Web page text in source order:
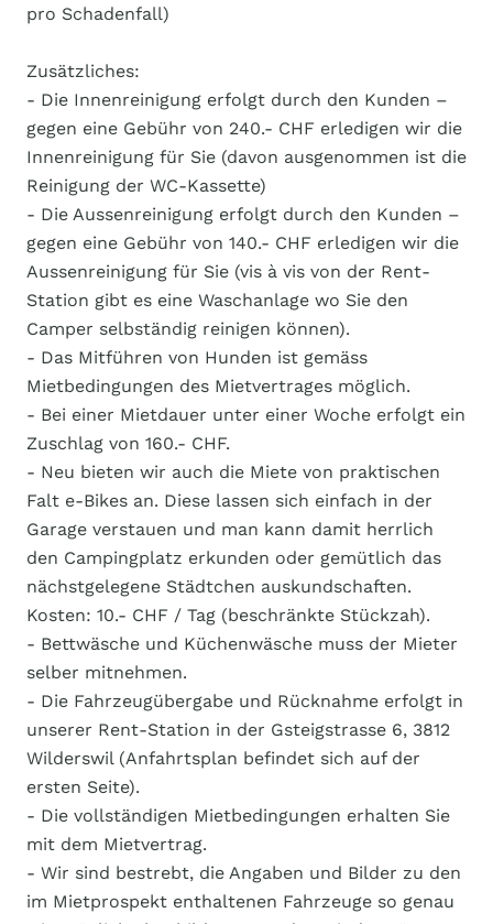
pro Schadenfall)
Zusätzliches:
- Die Innenreinigung erfolgt durch den Kunden –
gegen eine Gebühr von 240.- CHF erledigen wir die
Innenreinigung für Sie (davon ausgenommen ist die
Reinigung der WC-Kassette)
- Die Aussenreinigung erfolgt durch den Kunden –
gegen eine Gebühr von 140.- CHF erledigen wir die
Aussenreinigung für Sie (vis à vis von der Rent-
Station gibt es eine Waschanlage wo Sie den
Camper selbständig reinigen können).
- Das Mitführen von Hunden ist gemäss
Mietbedingungen des Mietvertrages möglich.
- Bei einer Mietdauer unter einer Woche erfolgt ein
Zuschlag von 160.- CHF.
- Neu bieten wir auch die Miete von praktischen
Falt e-Bikes an. Diese lassen sich einfach in der
Garage verstauen und man kann damit herrlich
den Campingplatz erkunden oder gemütlich das
nächstgelegene Städtchen auskundschaften.
Kosten: 10.- CHF / Tag (beschränkte Stückzah).
- Bettwäsche und Küchenwäsche muss der Mieter
selber mitnehmen.
- Die Fahrzeugübergabe und Rücknahme erfolgt in
unserer Rent-Station in der Gsteigstrasse 6, 3812
Wilderswil (Anfahrtsplan befindet sich auf der
ersten Seite).
- Die vollständigen Mietbedingungen erhalten Sie
mit dem Mietvertrag.
- Wir sind bestrebt, die Angaben und Bilder zu den
im Mietprospekt enthaltenen Fahrzeuge so genau